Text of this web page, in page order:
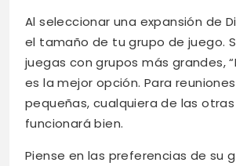
Al seleccionar una expansión de
el tamaño de tu grupo de juego.
juegas con grupos más grandes,
es la mejor opción. Para
pequeñas, cualquiera de las
funcionará bien.
Piense en las preferencias de su